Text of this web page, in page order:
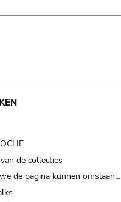
de collecties
de pagina kunnen omslaan…